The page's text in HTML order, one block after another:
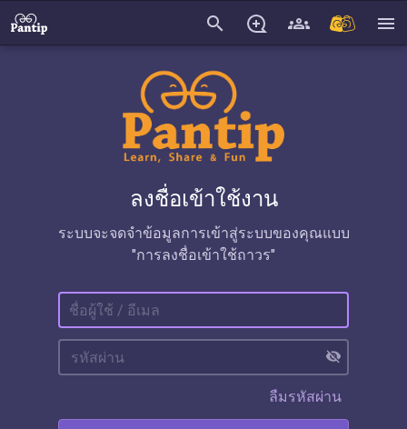
search menu
ลงชื่อเข้าใช้งาน
ระบบจะจดจำข้อมูลการเข้าสู่ระบบของคุณแบบ
"การลงชื่อเข้าใช้ถาวร"
visibility_off
ลืมรหัสผ่าน